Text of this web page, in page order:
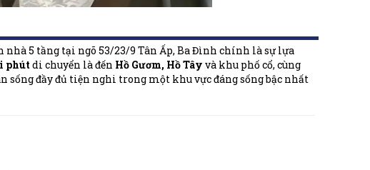
nhà 5 tầng tại ngõ 53/23/9 Tân Ấp, Ba Đình chính là sự lựa
phút di chuyển là đến Hồ Gươm, Hồ Tây và khu phố cổ, cùng
đầy đủ tiện nghi trong một khu vực đáng sống bậc nhất